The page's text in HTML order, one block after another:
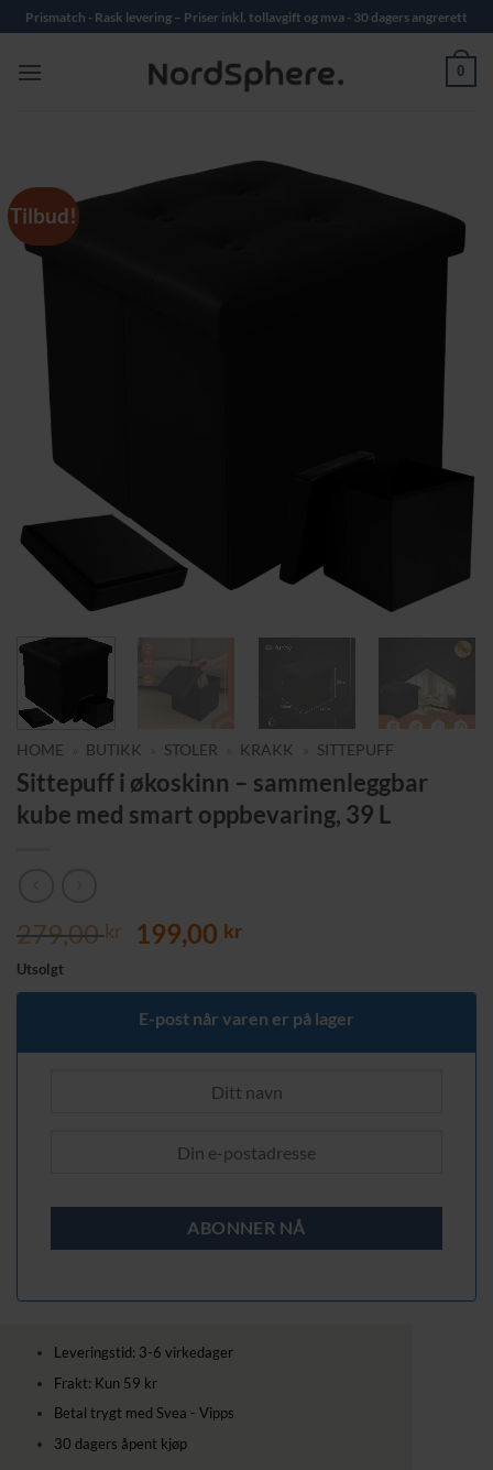
Skip
to
content
Prismatch - Rask levering – Priser inkl. tollavgift og mva - 30 dagers angrerett
0
Tilbud!
HOME BUTIKK STOLER KRAKK SITTEPUFF
Sittepuff i økoskinn – sammenleggbar
kube med smart oppbevaring, 39 L
279,00kr
Opprinnelig
var:
279,00 kr.
199,00 krNåværende
er:
199,00 kr.
Utsolgt
E-post når varen er på lager
Leveringstid: 3-6 virkedager
Frakt: Kun 59 kr
Betal trygt med Svea - Vipps
30 dagers åpent kjøp